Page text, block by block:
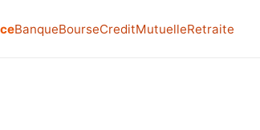
BanqueBourseCreditMutuelleRetraite